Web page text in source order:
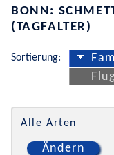
BONN:
(TAGFALTER)
Sortierung:
Alle Arten
Ändern